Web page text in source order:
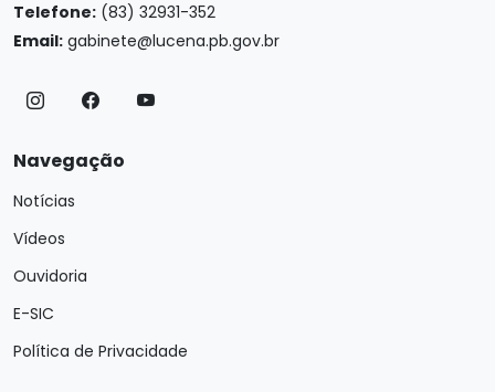
Telefone: (83) 32931-352
Email: gabinete@lucena.pb.gov.br
Navegação
Notícias
Vídeos
Ouvidoria
E-SIC
Política de Privacidade